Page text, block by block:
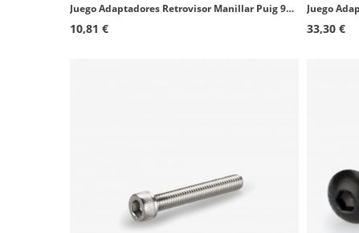
Juego Adaptadores Retrovisor Manillar Puig 9983N+9984N BMW F650/700/750/800/850, R Nine T, G650 GS, K1300 R, R1200/1250GS, S1000
10,81 € 33,30 €